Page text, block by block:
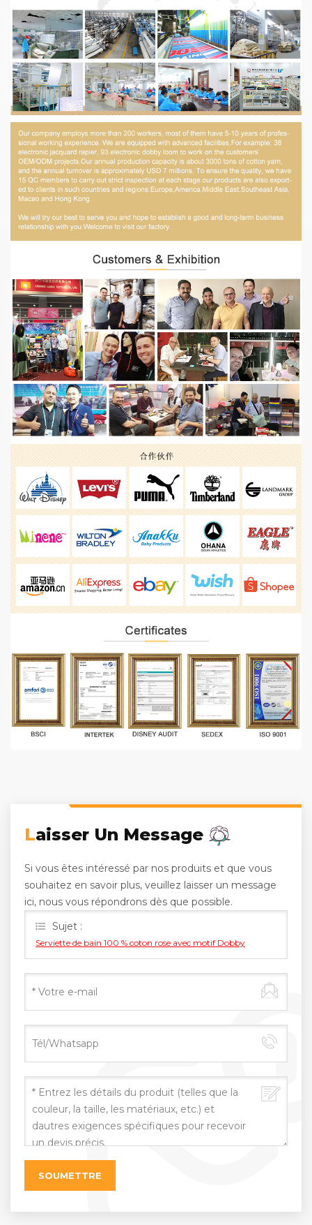
Laisser Un Message
Si vous êtes intéressé par nos produits et que vous
souhaitez en savoir plus, veuillez laisser un message
ici, nous vous répondrons dès que possible.
Sujet :
Serviette de bain 100 % coton rose avec motif Dobby